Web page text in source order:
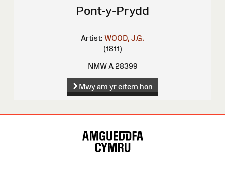
Pont-y-Prydd
Artist: WOOD, J.G.
(1811)
NMW A 28399
Mwy am yr eitem hon